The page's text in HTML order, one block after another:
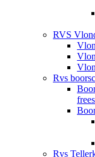
RVS
Rvs
Rvs